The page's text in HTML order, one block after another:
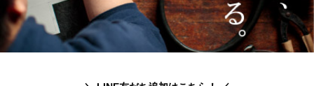
サイズにゆとりがあるので、出し入れしやすくな